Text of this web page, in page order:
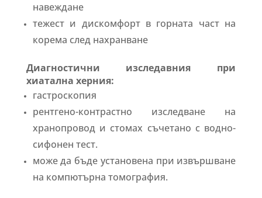
навеждане
тежест и дискомфорт в горната част на
корема след нахранване
Диагностични изследавния при
хиатална херния:
гастроскопия
рентгено-контрастно изследване на
хранопровод и стомах съчетано с водно-
сифонен тест.
може да бъде установена при извършване
на компютърна томография.